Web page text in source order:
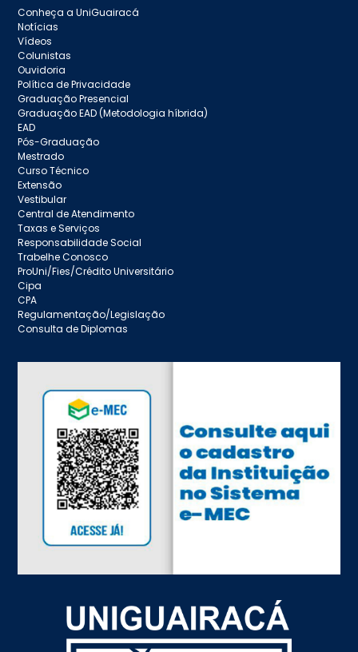
Conheça a UniGuairacá
Notícias
Vídeos
Colunistas
Ouvidoria
Política de Privacidade
Graduação Presencial
Graduação EAD (Metodologia híbrida)
EAD
Pós-Graduação
Mestrado
Curso Técnico
Extensão
Vestibular
Central de Atendimento
Taxas e Serviços
Responsabilidade Social
Trabelhe Conosco
ProUni/Fies/Crédito Universitário
Cipa
CPA
Regulamentação/Legislação
Consulta de Diplomas